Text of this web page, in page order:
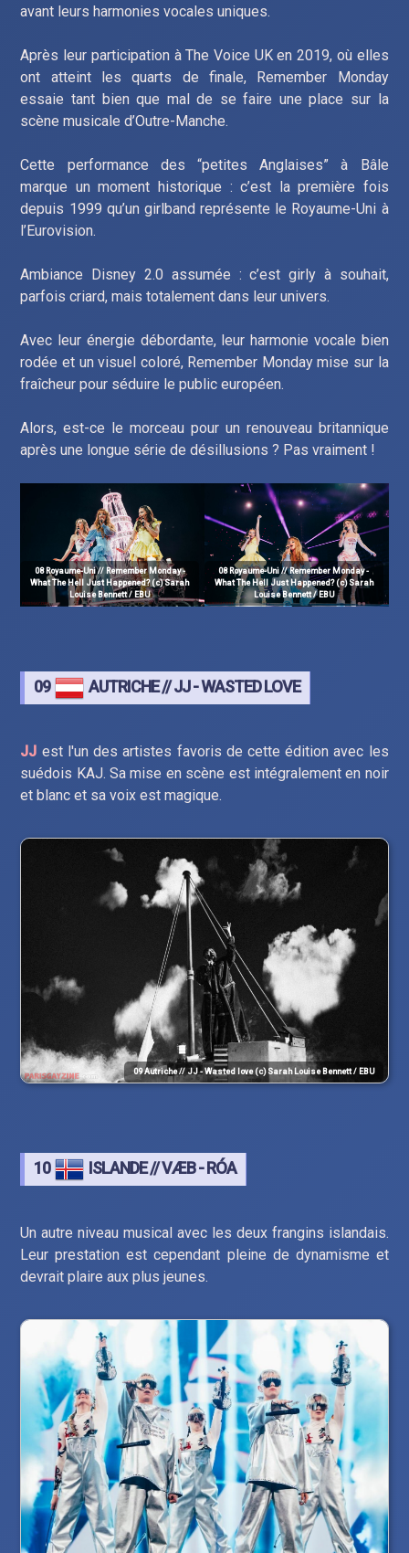
avant leurs harmonies vocales uniques.
Après leur participation à The Voice UK en 2019, où elles
ont atteint les quarts de finale, Remember Monday
essaie tant bien que mal de se faire une place sur la
scène musicale d’Outre-Manche.
Cette performance des “petites Anglaises” à Bâle
marque un moment historique : c’est la première fois
depuis 1999 qu’un girlband représente le Royaume-Uni à
l’Eurovision.
Ambiance Disney 2.0 assumée : c’est girly à souhait,
parfois criard, mais totalement dans leur univers.
Avec leur énergie débordante, leur harmonie vocale bien
rodée et un visuel coloré, Remember Monday mise sur la
fraîcheur pour séduire le public européen.
Alors, est-ce le morceau pour un renouveau britannique
après une longue série de désillusions ? Pas vraiment !
08 Royaume-Uni // Remember Monday -
What The Hell Just Happened? (c) Sarah
Louise Bennett / EBU
08 Royaume-Uni // Remember Monday -
What The Hell Just Happened? (c) Sarah
Louise Bennett / EBU
09 AUTRICHE // JJ - WASTED LOVE
JJ est l'un des artistes favoris de cette édition avec les
suédois KAJ. Sa mise en scène est intégralement en noir
et blanc et sa voix est magique.
09 Autriche // JJ - Wasted love (c) Sarah Louise Bennett / EBU
10 ISLANDE // VÆB - RÓA
Un autre niveau musical avec les deux frangins islandais.
Leur prestation est cependant pleine de dynamisme et
devrait plaire aux plus jeunes.